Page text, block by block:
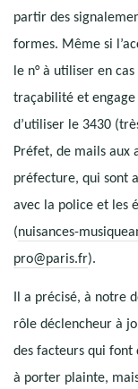
partir des
formes. Même si
le n° à utiliser en
traçabilité et
d’utiliser le 3430
Préfet, de mails aux
préfecture, qui sont
avec la police et les
(nuisances-
pro@paris.fr).
Il a précisé, à notre
rôle déclencheur à
des facteurs qui font
à porter plainte,